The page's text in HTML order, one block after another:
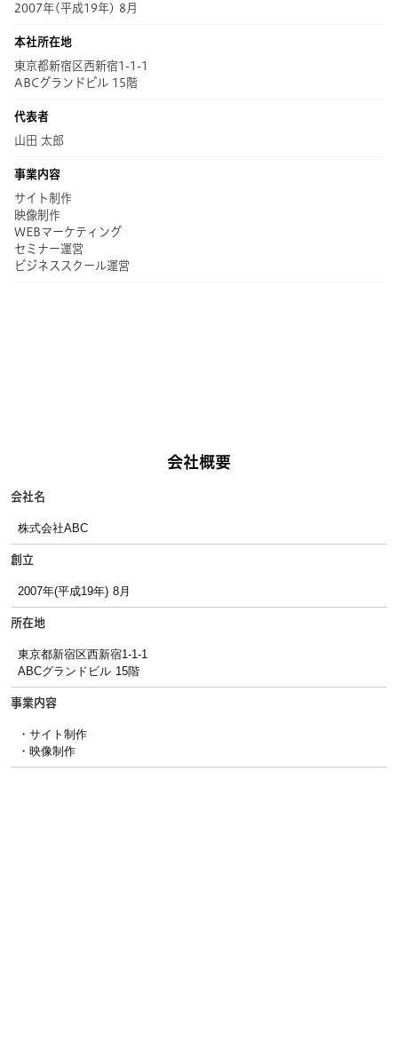
2007年(平成19年) 8月
本社所在地
東京都新宿区西新宿1-1-1
ABCグランドビル 15階
代表者
山田 太郎
事業内容
サイト制作
映像制作
WEBマーケティング
セミナー運営
ビジネススクール運営
会社概要
会社名
株式会社ABC
創立
2007年(平成19年) 8月
所在地
東京都新宿区西新宿1-1-1
ABCグランドビル 15階
事業内容
・サイト制作
・映像制作